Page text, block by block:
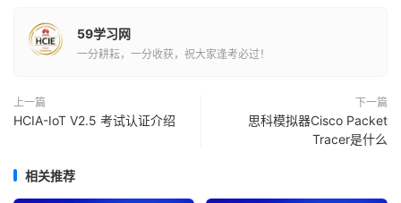
59学习网
一分耕耘，一分收获，祝大家逢考必过！
上一篇
HCIA-IoT V2.5 考试认证介绍
下一篇
思科模拟器Cisco Packet
Tracer是什么
相关推荐